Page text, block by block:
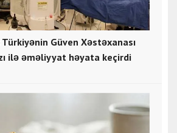
Güven Xəstəxanası
ilə əməliyyat həyata keçirdi